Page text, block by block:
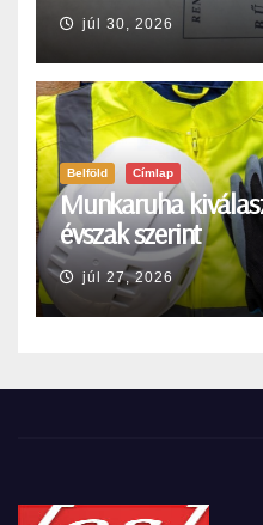
júl 30, 2026
Belföld Címlap
Munkaruha
évszak szerint
júl 27, 2026